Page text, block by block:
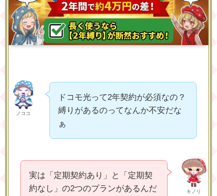
ノココ
ドコモ光って2年契約が必須なの？
縛りがあるのってなんか不安だな
ぁ
キノリ
実は「定期契約あり」と「定期契
約なし」の2つのプランがあるんだ